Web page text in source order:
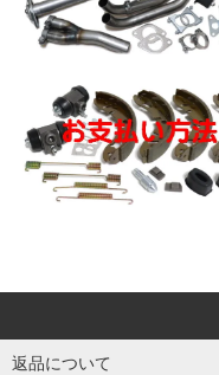
返品について